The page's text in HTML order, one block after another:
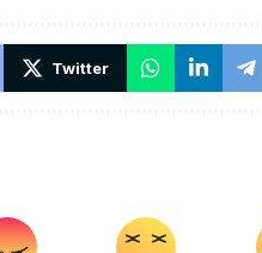
Twitter